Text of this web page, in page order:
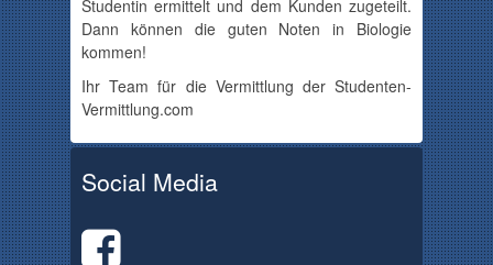
Studentin ermittelt und dem Kunden zugeteilt.
Dann können die guten Noten in Biologie
kommen!
Ihr Team für die Vermittlung der Studenten-
Vermittlung.com
Social Media